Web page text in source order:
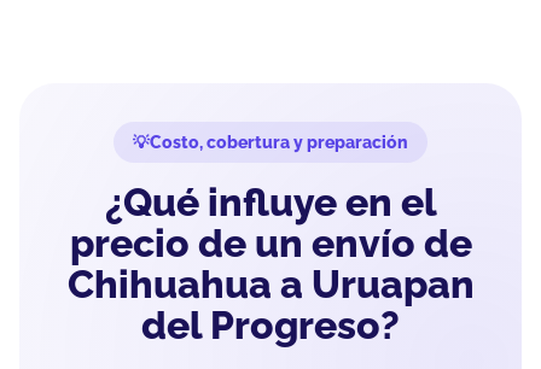
Costo, cobertura y preparación
¿Qué influye en el
precio de un envío de
Chihuahua a Uruapan
del Progreso?